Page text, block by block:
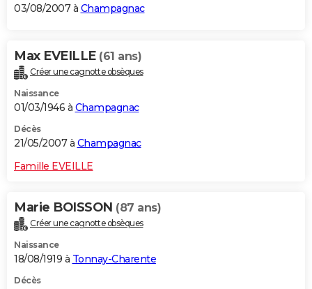
03/08/2007 à Champagnac
Max EVEILLE (61 ans)
Créer une cagnotte obsèques
Naissance
01/03/1946 à Champagnac
Décès
21/05/2007 à Champagnac
Famille EVEILLE
Marie BOISSON (87 ans)
Créer une cagnotte obsèques
Naissance
18/08/1919 à Tonnay-Charente
Décès